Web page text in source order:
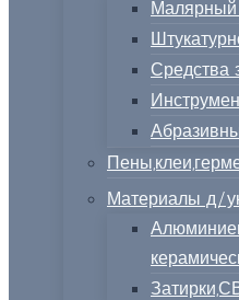
Малярный
Средства
Материалы д/